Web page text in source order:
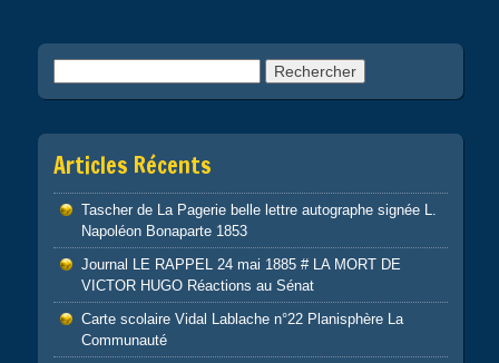
Articles Récents
Tascher de La Pagerie belle lettre autographe signée L.
Napoléon Bonaparte 1853
Journal LE RAPPEL 24 mai 1885 # LA MORT DE
VICTOR HUGO Réactions au Sénat
Carte scolaire Vidal Lablache n°22 Planisphère La
Communauté